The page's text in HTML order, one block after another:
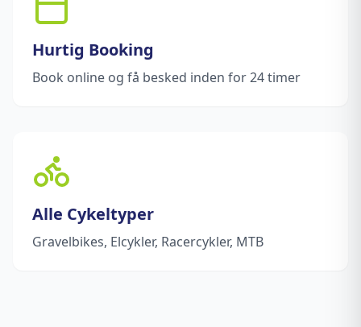
Hurtig Booking
Book online og få besked inden for 24 timer
Alle Cykeltyper
Gravelbikes, Elcykler, Racercykler, MTB